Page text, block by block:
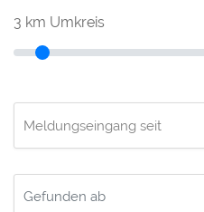
3 km Umkreis